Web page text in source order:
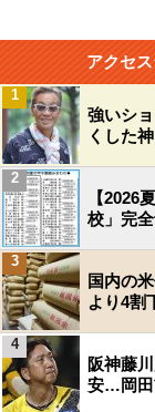
アクセ
強いシ
くした
1
【2026
校」完
2
国内の
より4割
3
阪神藤
安…岡田
4